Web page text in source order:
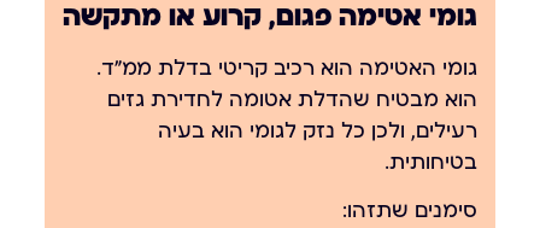
גומי אטימה פגום, קרוע או מתקשה
גומי האטימה הוא רכיב קריטי בדלת ממ״ד.
הוא מבטיח שהדלת אטומה לחדירת גזים
רעילים, ולכן כל נזק לגומי הוא בעיה
בטיחותית.
סימנים שתזהו: